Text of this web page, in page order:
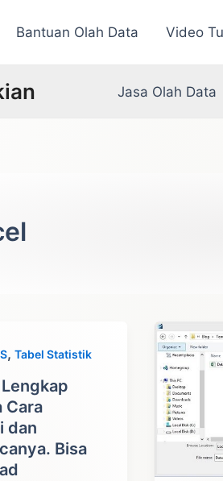
Bantuan Olah Data Video
Jasa Olah Data
, Tabel Statistik
Cara
dan
Bisa